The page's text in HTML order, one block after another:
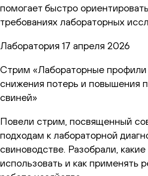
помогает быстро
требованиях лабораторных
Лаборатория 17 апреля 2026
Стрим «Лабораторные профили
снижения потерь и повышения
свиней»
Повели стрим, посвященный
подходам к лабораторной
свиноводстве. Разобрали,
использовать и как применять